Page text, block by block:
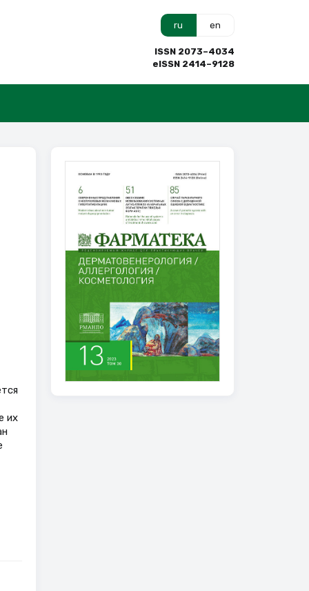
ru en
ISSN 2073–4034
eISSN 2414–9128
их